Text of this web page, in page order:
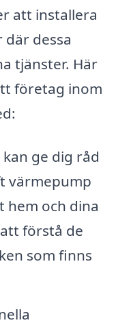
att installera
dessa
tjänster. Här
företag inom
ge dig råd
värmepump
hem och dina
förstå de
som finns